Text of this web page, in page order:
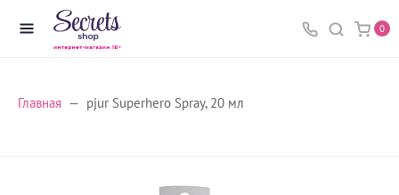
0
Главная pjur Superhero Spray, 20 мл